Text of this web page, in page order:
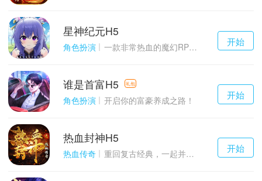
千百度h5
游戏
开始
星神纪元H5
角色扮演 一款非常热血的魔幻RPG游戏
千百度h5
游戏
开始
谁是首富H5 礼包
角色扮演 开启你的富豪养成之路！
千百度h5
游戏
开始
热血封神H5
热血传奇 重回复古经典，一起并肩作战吧！